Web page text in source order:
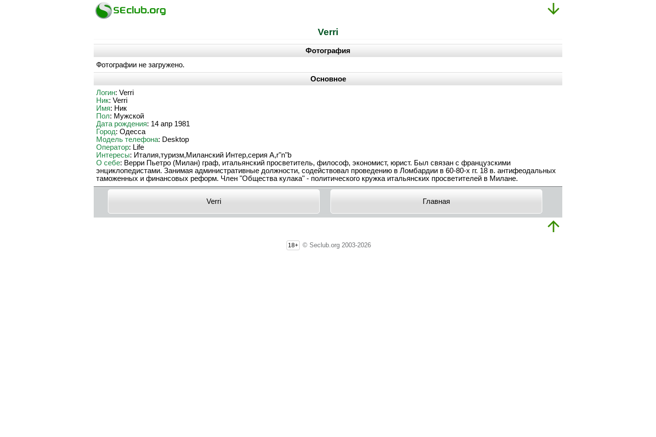
Verri
Фотография
Фотографии не загружено.
Основное
Логин: Verri
Ник: Verri
Имя: Ник
Пол: Мужской
Дата рождения: 14 апр 1981
Город: Одесса
Модель телефона: Desktop
Оператор: Life
Интересы: Италия,туризм,Миланский Интер,серия А,r"n"b
О себе: Верри Пьетро (Милан) граф, итальянский просветитель, философ, экономист, юрист. Был связан с французскими
энциклопедистами. Занимая административные должности, содействовал проведению в Ломбардии в 60-80-х гг. 18 в. антифеодальных
таможенных и финансовых реформ. Член "Общества кулака" - политического кружка итальянских просветителей в Милане.
Verri Главная
18+ © Seclub.org 2003-2026